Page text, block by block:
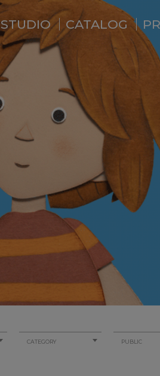
STUDIO
WHO ARE WE ?
NEWS
RESIDENCE
BACKSTAGE
CATALOG
CATEGORY PUBLIC